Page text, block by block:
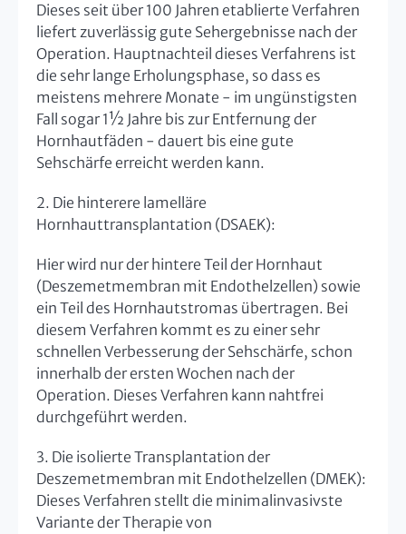
Dieses seit über 100 Jahren etablierte Verfahren
liefert zuverlässig gute Sehergebnisse nach der
Operation. Hauptnachteil dieses Verfahrens ist
die sehr lange Erholungsphase, so dass es
meistens mehrere Monate - im ungünstigsten
Fall sogar 1½ Jahre bis zur Entfernung der
Hornhautfäden - dauert bis eine gute
Sehschärfe erreicht werden kann.
2. Die hinterere lamelläre
Hornhauttransplantation (DSAEK):
Hier wird nur der hintere Teil der Hornhaut
(Deszemetmembran mit Endothelzellen) sowie
ein Teil des Hornhautstromas übertragen. Bei
diesem Verfahren kommt es zu einer sehr
schnellen Verbesserung der Sehschärfe, schon
innerhalb der ersten Wochen nach der
Operation. Dieses Verfahren kann nahtfrei
durchgeführt werden.
3. Die isolierte Transplantation der
Deszemetmembran mit Endothelzellen (DMEK):
Dieses Verfahren stellt die minimalinvasivste
Variante der Therapie von